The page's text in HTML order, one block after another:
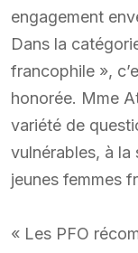
engagement
Dans la
francophile »,
honorée. Mme
variété de
vulnérables, à la
jeunes femmes
« Les PFO